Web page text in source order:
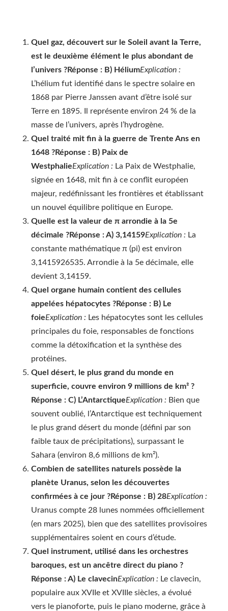
Quel gaz, découvert sur le Soleil avant la Terre,
est le deuxième élément le plus abondant de
l’univers ?Réponse : B) HéliumExplication :
L’hélium fut identifié dans le spectre solaire en
1868 par Pierre Janssen avant d’être isolé sur
Terre en 1895. Il représente environ 24 % de la
masse de l’univers, après l’hydrogène.
Quel traité mit fin à la guerre de Trente Ans en
1648 ?Réponse : B) Paix de
WestphalieExplication : La Paix de Westphalie,
signée en 1648, mit fin à ce conflit européen
majeur, redéfinissant les frontières et établissant
un nouvel équilibre politique en Europe.
Quelle est la valeur de π arrondie à la 5e
décimale ?Réponse : A) 3,14159Explication : La
constante mathématique π (pi) est environ
3,1415926535. Arrondie à la 5e décimale, elle
devient 3,14159.
Quel organe humain contient des cellules
appelées hépatocytes ?Réponse : B) Le
foieExplication : Les hépatocytes sont les cellules
principales du foie, responsables de fonctions
comme la détoxification et la synthèse des
protéines.
Quel désert, le plus grand du monde en
superficie, couvre environ 9 millions de km² ?
Réponse : C) L’AntarctiqueExplication : Bien que
souvent oublié, l’Antarctique est techniquement
le plus grand désert du monde (défini par son
faible taux de précipitations), surpassant le
Sahara (environ 8,6 millions de km²).
Combien de satellites naturels possède la
planète Uranus, selon les découvertes
confirmées à ce jour ?Réponse : B) 28Explication :
Uranus compte 28 lunes nommées officiellement
(en mars 2025), bien que des satellites provisoires
supplémentaires soient en cours d’étude.
Quel instrument, utilisé dans les orchestres
baroques, est un ancêtre direct du piano ?
Réponse : A) Le clavecinExplication : Le clavecin,
populaire aux XVIIe et XVIIIe siècles, a évolué
vers le pianoforte, puis le piano moderne, grâce à